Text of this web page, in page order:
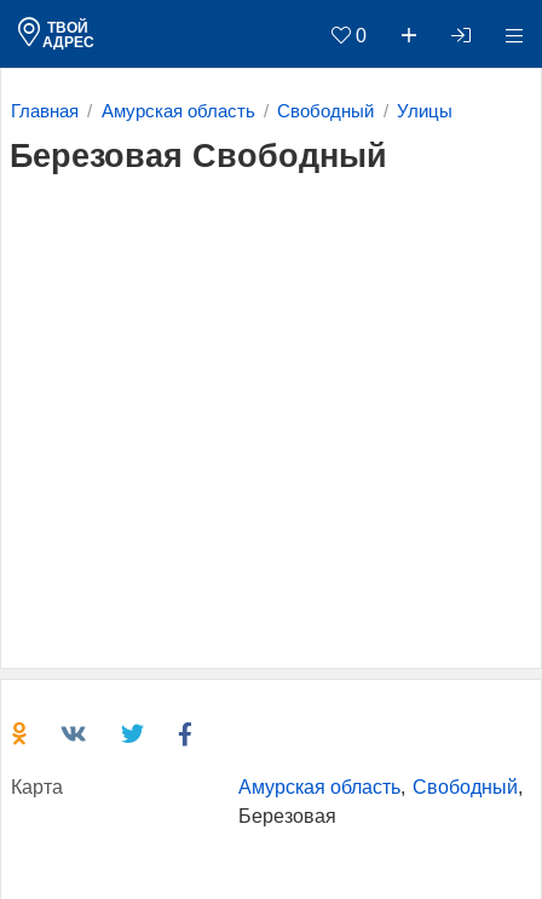
ТВОЙ
АДРЕС
0
Главная Амурская область Свободный Улицы
Березовая Свободный
Кар­та Амурская область, Свободный,
Березовая